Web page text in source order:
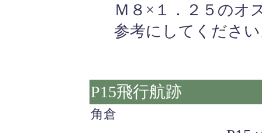
Ｍ８×１．２５のオ
参考にしてくださ
P15飛行航跡
角倉